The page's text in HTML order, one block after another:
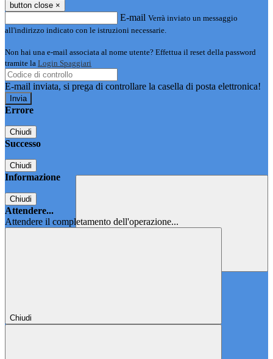
button close ×
E-mail Verrà inviato un messaggio
all'indirizzo indicato con le istruzioni necessarie.
Non hai una e-mail associata al nome utente? Effettua il reset della password
tramite la Login Spaggiari
E-mail inviata, si prega di controllare la casella di posta elettronica!
Errore
Chiudi
Successo
Chiudi
Informazione
Chiudi
Attendere...
Attendere il completamento dell'operazione...
Chiudi